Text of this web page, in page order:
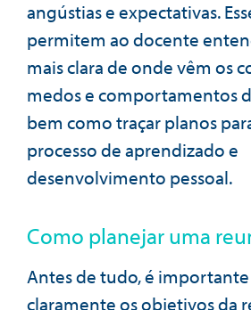
angústias e expectativas.
permitem ao docente
mais clara de onde vêm os
medos e comportamentos
bem como traçar planos
processo de aprendizado e
desenvolvimento pessoal.
Como planejar uma
Antes de tudo, é
claramente os objetivos da